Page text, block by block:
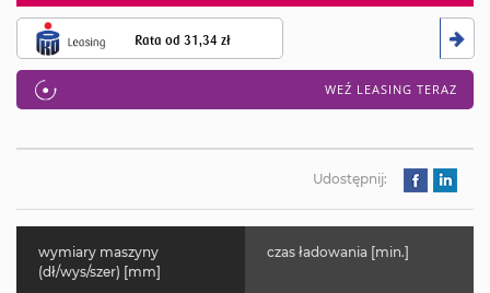
Rata od31,34 zł
WEŹ LEASING TERAZ
Udostępnij:
wymiary maszyny
(dł/wys/szer) [mm]
czas ładowania [min.]